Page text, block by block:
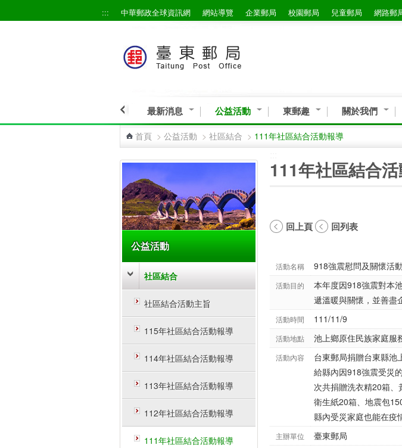
::: 中華郵政全球資訊網 網站導覽 企業郵局 校園郵局 兒童郵局 網路郵
最新消息 公益活動 東郵趣 關於我們
首頁 > 公益活動 > 社區結合 > 111年社區結合活動報導
公益活動
社區結合
社區結合活動主旨
115年社區結合活動報導
114年社區結合活動報導
113年社區結合活動報導
112年社區結合活動報導
111年社區結合活動報導
111年社區結合
回上頁 回列表
活動名稱 918強震慰問及關懷活
活動目的
本年度因918強震對本
遞溫暖與關懷，並善盡
活動時間 111/11/9
活動地點 池上鄉原住民族家庭服
活動內容
台東郵局捐贈台東縣池
給縣內因918強震受災
次共捐贈洗衣精20箱、
衛生紙20箱、地震包
縣內受災家庭也能在疫
主辦單位 臺東郵局